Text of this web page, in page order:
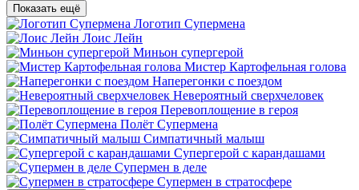
Показать ещё
Логотип Супермена
Лоис Лейн
Миньон супергерой
Мистер Картофельная голова
Наперегонки с поездом
Невероятный сверхчеловек
Перевоплощение в героя
Полёт Супермена
Симпатичный малыш
Супергерой с карандашами
Супермен в деле
Супермен в стратосфере